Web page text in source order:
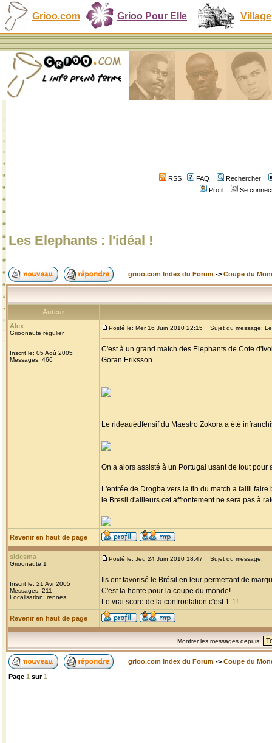
Grioo.com Grioo Pour Elle Village
RSS FAQ
Rechercher
Profil
Se
Les Elephants : l'idéal !
grioo.com Index du Forum -> Coupe du
Auteur
Alex
Grioonaute régulier
Inscrit le: 05 Aoû 2005
Messages: 466
Posté le: Mer 16 Juin 2010 22:15 Sujet du message:
C'est à un grand match des Elephants de Cote
Goran Eriksson.
Le rideauédfensif du Maestro Zokora a été
On a alors assisté à un Portugal usant de tout
L'entrée de Drogba vers la fin du match a failli
le Bresil d'ailleurs cet affrontement ne sera pas à
Revenir en haut de page
sidesma
Grioonaute 1
Inscrit le: 21 Avr 2005
Messages: 211
Localisation: rennes
Posté le: Jeu 24 Juin 2010 18:47 Sujet du message:
Ils ont favorisé le Brésil en leur permettant de
C'est la honte pour la coupe du monde!
Le vrai score de la confrontation c'est 1-1!
Revenir en haut de page
Montrer les messages depuis:
grioo.com Index du Forum -> Coupe du
Page 1 sur1